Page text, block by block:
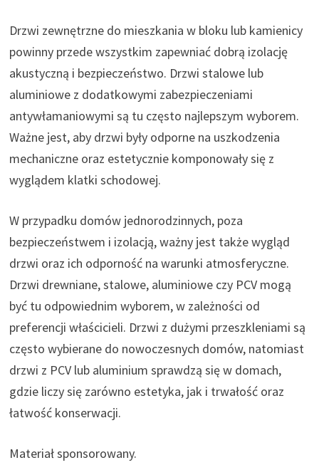
Drzwi zewnętrzne do mieszkania w bloku lub kamienicy
powinny przede wszystkim zapewniać dobrą izolację
akustyczną i bezpieczeństwo. Drzwi stalowe lub
aluminiowe z dodatkowymi zabezpieczeniami
antywłamaniowymi są tu często najlepszym wyborem.
Ważne jest, aby drzwi były odporne na uszkodzenia
mechaniczne oraz estetycznie komponowały się z
wyglądem klatki schodowej.
W przypadku domów jednorodzinnych, poza
bezpieczeństwem i izolacją, ważny jest także wygląd
drzwi oraz ich odporność na warunki atmosferyczne.
Drzwi drewniane, stalowe, aluminiowe czy PCV mogą
być tu odpowiednim wyborem, w zależności od
preferencji właścicieli. Drzwi z dużymi przeszkleniami są
często wybierane do nowoczesnych domów, natomiast
drzwi z PCV lub aluminium sprawdzą się w domach,
gdzie liczy się zarówno estetyka, jak i trwałość oraz
łatwość konserwacji​.
Materiał sponsorowany.